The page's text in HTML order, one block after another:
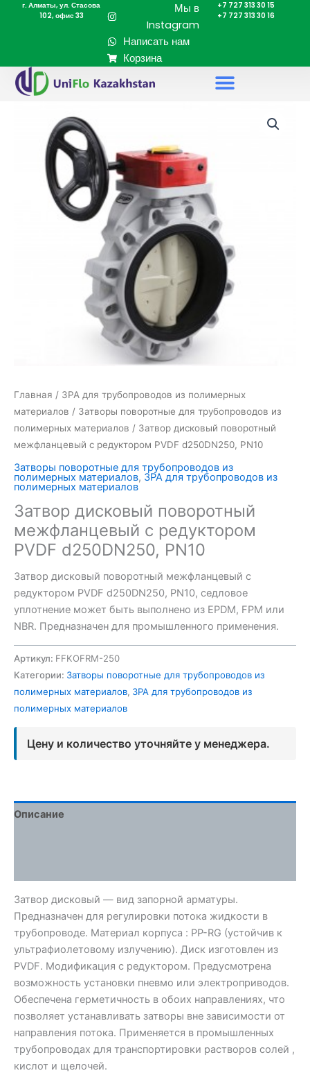
Перейтиг. Алматы, ул. Стасова
102, офис 33
Мы в
Instagram
Написать нам
Корзина
+7 727 313 30 15
+7 727 313 30 16
Главная / ЗРА для трубопроводов из полимерных
материалов / Затворы поворотные для трубопроводов из
полимерных материалов / Затвор дисковый поворотный
межфланцевый с редуктором PVDF d250DN250, PN10
Затворы поворотные для трубопроводов из
полимерных материалов, ЗРА для трубопроводов из
полимерных материалов
Затвор дисковый поворотный
межфланцевый с редуктором
PVDF d250DN250, PN10
Затвор дисковый поворотный межфланцевый с
редуктором PVDF d250DN250, PN10, седловое
уплотнение может быть выполнено из EPDM, FPM или
NBR. Предназначен для промышленного применения.
Артикул: FFKOFRM-250
Категории: Затворы поворотные для трубопроводов из
полимерных материалов, ЗРА для трубопроводов из
полимерных материалов
Цену и количество уточняйте у менеджера.
Описание
Затвор дисковый — вид запорной арматуры.
Предназначен для регулировки потока жидкости в
трубопроводе. Материал корпуса : PP-RG (устойчив к
ультрафиолетовому излучению). Диск изготовлен из
PVDF. Модификация с редуктором. Предусмотрена
возможность установки пневмо или электроприводов.
Обеспечена герметичность в обоих направлениях, что
позволяет устанавливать затворы вне зависимости от
направления потока. Применяется в промышленных
трубопроводах для транспортировки растворов солей ,
кислот и щелочей.